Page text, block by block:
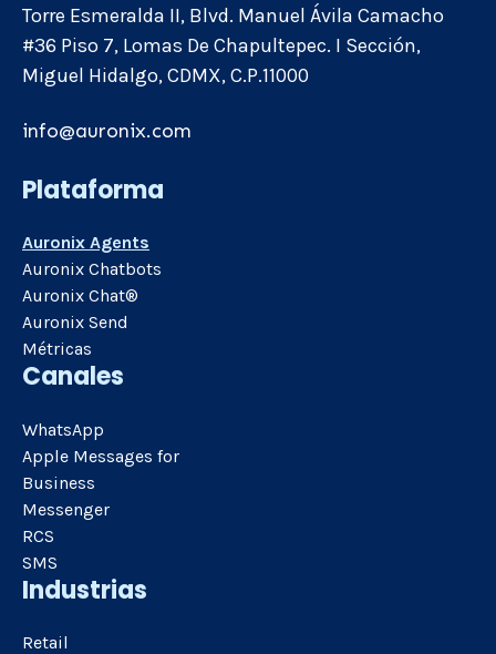
Torre Esmeralda II, Blvd. Manuel Ávila Camacho
#36 Piso 7, Lomas De Chapultepec. I Sección,
Miguel Hidalgo, CDMX, C.P.11000
info@auronix.com
Plataforma
Auronix Agents
Auronix Chatbots
Auronix Chat®
Auronix Send
Métricas
Canales
WhatsApp
Apple Messages for
Business
Messenger
RCS
SMS
Industrias
Retail